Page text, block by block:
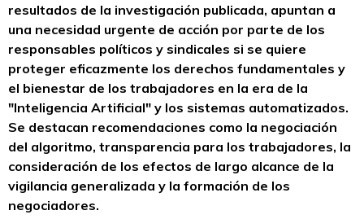
resultados de la investigación publicada, apuntan a
una necesidad urgente de acción por parte de los
responsables políticos y sindicales si se quiere
proteger eficazmente los derechos fundamentales y
el bienestar de los trabajadores en la era de la
"Inteligencia Artificial" y los sistemas automatizados.
Se destacan recomendaciones como la negociación
del algoritmo, transparencia para los trabajadores, la
consideración de los efectos de largo alcance de la
vigilancia generalizada y la formación de los
negociadores.